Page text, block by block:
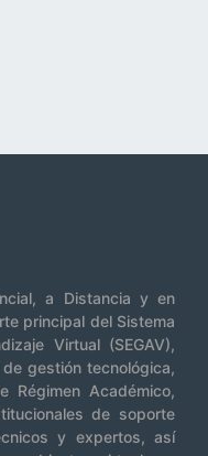
a Distancia y en
principal del Sistema
Virtual (SEGAV),
gestión tecnológica,
Régimen Académico,
de soporte
y expertos, así